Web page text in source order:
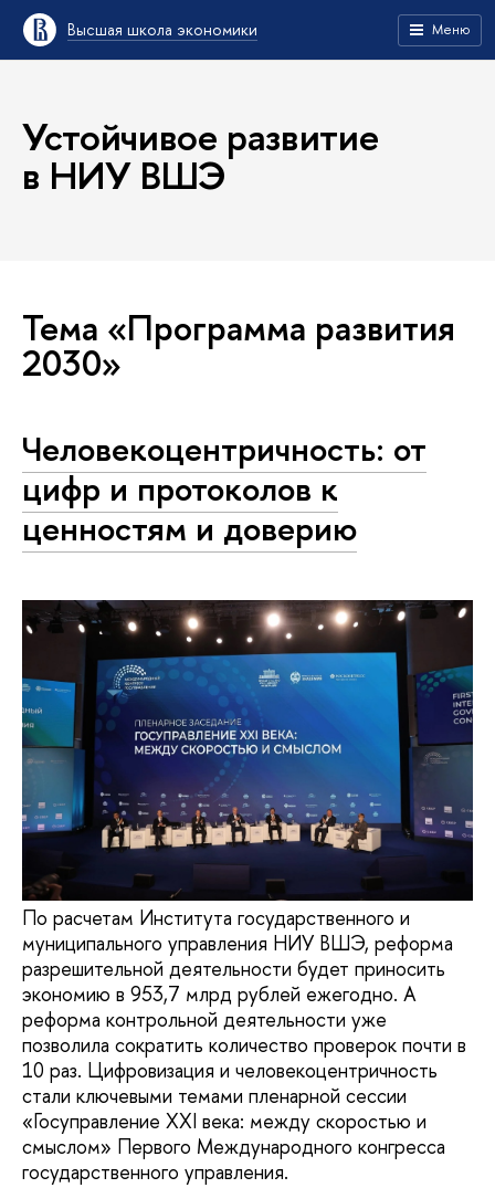
Высшая школа экономики Меню
Устойчивое развитие
в НИУ ВШЭ
Тема «Программа развития
2030»
Человекоцентричность: от
цифр и протоколов к
ценностям и доверию
По расчетам Института государственного и
муниципального управления НИУ ВШЭ, реформа
разрешительной деятельности будет приносить
экономию в 953,7 млрд рублей ежегодно. А
реформа контрольной деятельности уже
позволила сократить количество проверок почти в
10 раз. Цифровизация и человекоцентричность
стали ключевыми темами пленарной сессии
«Госуправление XXI века: между скоростью и
смыслом» Первого Международного конгресса
государственного управления.